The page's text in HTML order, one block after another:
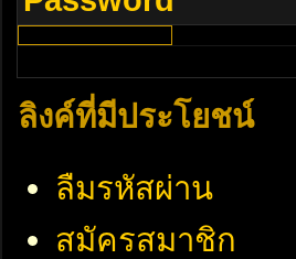
ลิงค์ที่มีประโยชน์
ลืมรหัสผ่าน
สมัครสมาชิก